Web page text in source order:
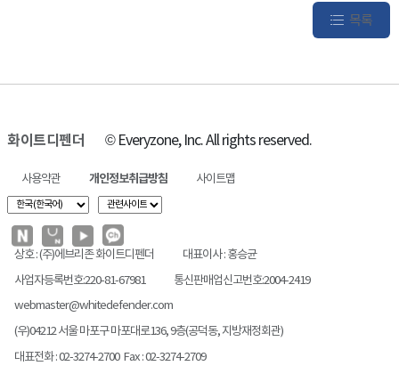
목록
화이트디펜더 © Everyzone, Inc. All rights reserved.
사용약관 개인정보취급방침 사이트맵
상호 : (주)에브리존 화이트디펜더
대표이사 : 홍승균
사업자등록번호:220-81-67981
통신판매업신고번호:2004-2419
webmaster@whitedefender.com
(우)04212 서울 마포구 마포대로136, 9층(공덕동, 지방재정회관)
대표전화 : 02-3274-2700 Fax : 02-3274-2709